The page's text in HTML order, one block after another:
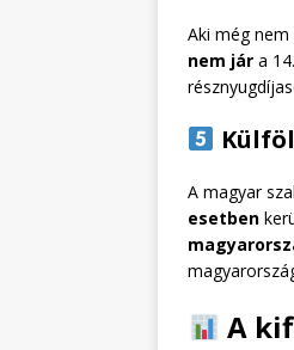
Aki még
nem jár a
A magyar
esetben
A